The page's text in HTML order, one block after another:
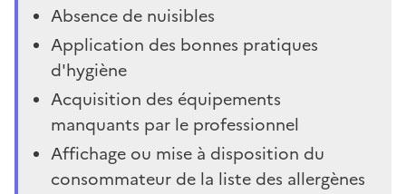
Absence de nuisibles
Application des bonnes pratiques
d'hygiène
Acquisition des équipements
manquants par le professionnel
Affichage ou mise à disposition du
consommateur de la liste des allergènes